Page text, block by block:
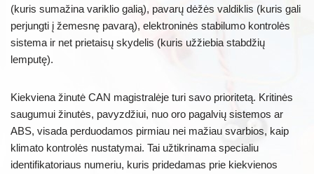
(kuris sumažina variklio galią), pavarų dėžės valdiklis (kuris gali
perjungti į žemesnę pavarą), elektroninės stabilumo kontrolės
sistema ir net prietaisų skydelis (kuris užžiebia stabdžių
lemputę).
Kiekviena žinutė CAN magistralėje turi savo prioritetą. Kritinės
saugumui žinutės, pavyzdžiui, nuo oro pagalvių sistemos ar
ABS, visada perduodamos pirmiau nei mažiau svarbios, kaip
klimato kontrolės nustatymai. Tai užtikrinama specialiu
identifikatoriaus numeriu, kuris pridedamas prie kiekvienos